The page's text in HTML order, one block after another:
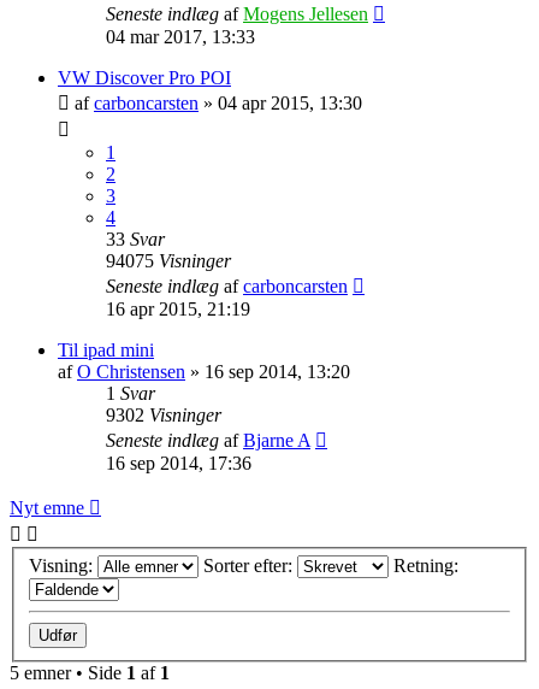
Seneste indlæg afMogens Jellesen
04 mar 2017, 13:33
VW Discover Pro POI
afcarboncarsten » 04 apr 2015, 13:30
1
2
3
4
33 Svar
94075 Visninger
Seneste indlæg afcarboncarsten
16 apr 2015, 21:19
Til ipad mini
afO Christensen » 16 sep 2014, 13:20
1 Svar
9302 Visninger
Seneste indlæg afBjarne A
16 sep 2014, 17:36
Nyt emne
Visning: Sorter efter: Retning:
5 emner • Side 1 af 1